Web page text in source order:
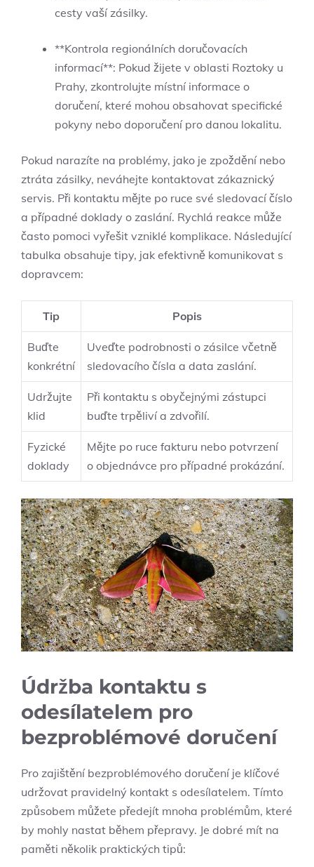
cesty​ vaší ‌zásilky.
**Kontrola regionálních doručovacích
informací**: Pokud‍ žijete v oblasti​ Roztoky u
Prahy, zkontrolujte místní informace ‍o
doručení, které mohou obsahovat specifické
pokyny nebo doporučení pro ‍danou lokalitu.
Pokud narazíte na problémy, jako⁢ je⁢ zpoždění nebo
ztráta zásilky, neváhejte kontaktovat zákaznický
servis.‍ Při kontaktu mějte⁣ po ruce ⁣své sledovací číslo
a případné doklady o zaslání. Rychlá reakce může
často pomoci vyřešit vzniklé komplikace. Následující
tabulka ‌obsahuje tipy, jak efektivně‍ komunikovat s
dopravcem:
Tip Popis
Buďte
konkrétní
Uveďte podrobnosti o zásilce včetně
sledovacího čísla a⁤ data zaslání.
Udržujte
klid
Při kontaktu s obyčejnými zástupci
⁢buďte trpěliví a zdvořilí.
Fyzické
doklady
Mějte po ruce fakturu nebo potvrzení
o ‍objednávce pro případné prokázání.
Údržba kontaktu s
odesílatelem pro
bezproblémové ⁤doručení
Pro zajištění bezproblémového doručení je klíčové
udržovat pravidelný kontakt s odesílatelem. ‌Tímto
způsobem můžete předejít mnoha‍ problémům, které
⁢by mohly nastat během přepravy. Je⁢ dobré ⁢mít na
paměti několik praktických tipů: